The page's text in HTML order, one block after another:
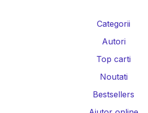
Categorii
Autori
Top carti
Noutati
Bestsellers